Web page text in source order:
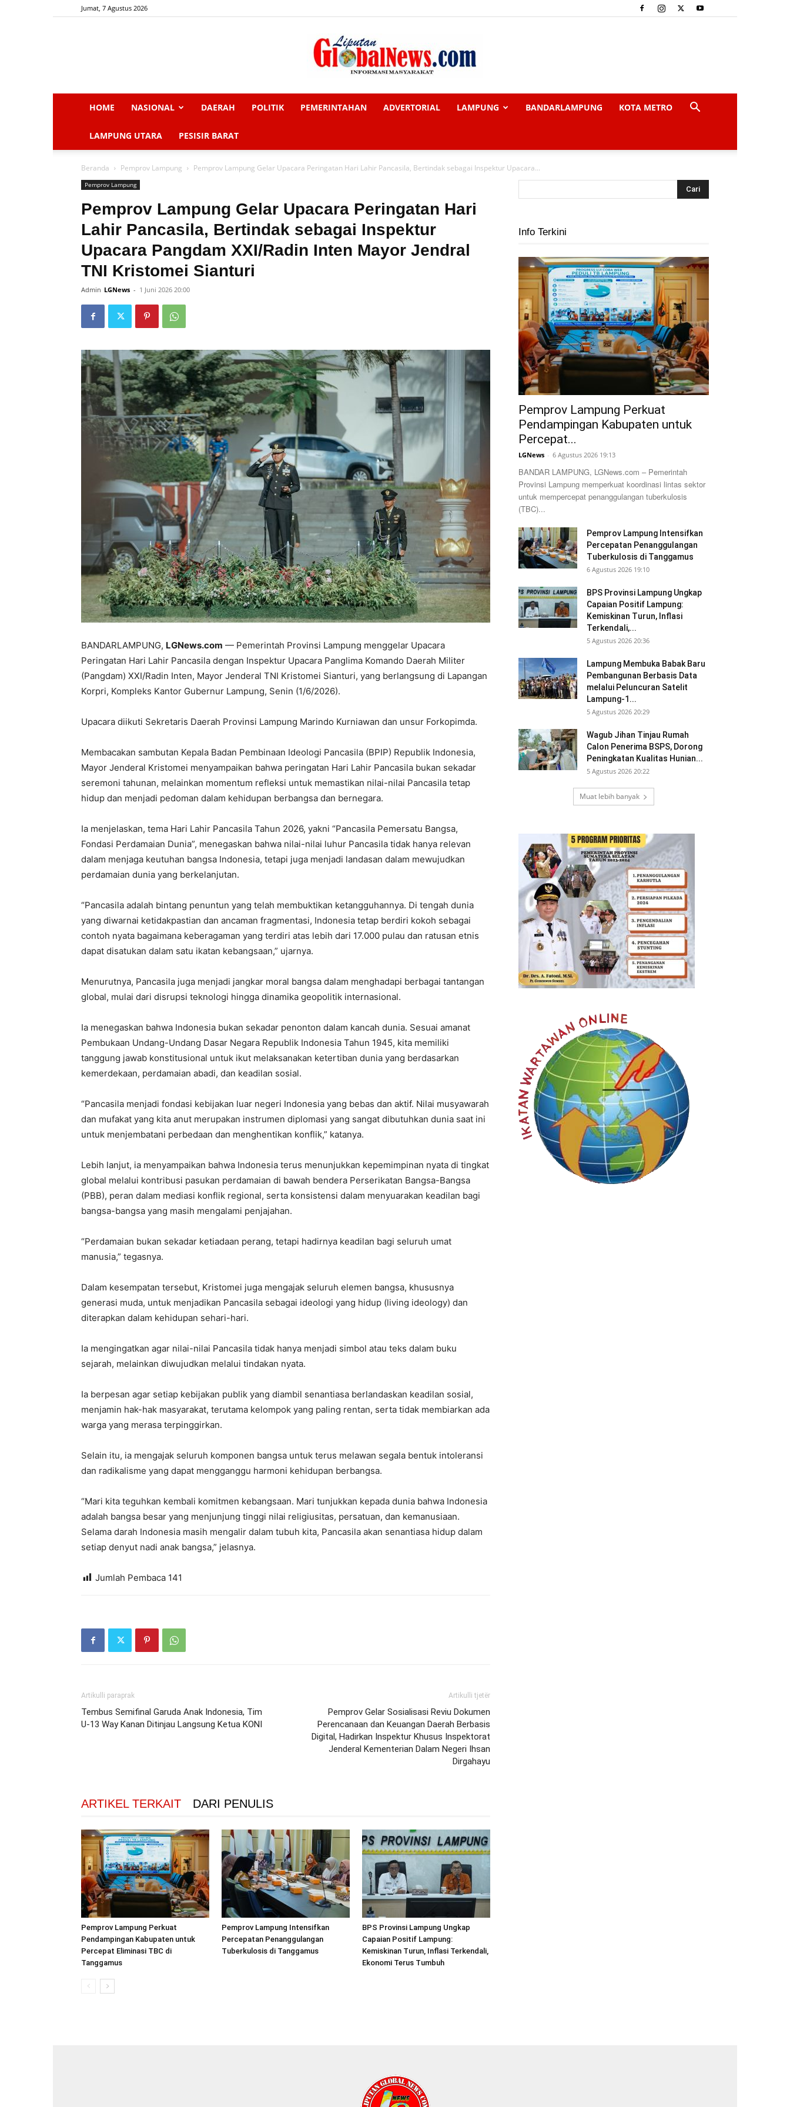
Jumat, 7 Agustus 2026
HOME NASIONAL DAERAH POLITIK PEMERINTAHAN ADVERTORIAL LAMPUNG BANDARLAMPUNG KOTA METRO
LAMPUNG UTARA PESISIR BARAT
Beranda Pemprov Lampung Pemprov Lampung Gelar Upacara Peringatan Hari Lahir Pancasila, Bertindak sebagai Inspektur Upacara...
Pemprov Lampung
Pemprov Lampung Gelar Upacara Peringatan Hari
Lahir Pancasila, Bertindak sebagai Inspektur
Upacara Pangdam XXI/Radin Inten Mayor Jendral
TNI Kristomei Sianturi
Admin LGNews - 1 Juni 2026 20:00
BANDARLAMPUNG, LGNews.com — Pemerintah Provinsi Lampung menggelar Upacara
Peringatan Hari Lahir Pancasila dengan Inspektur Upacara Panglima Komando Daerah Militer
(Pangdam) XXI/Radin Inten, Mayor Jenderal TNI Kristomei Sianturi, yang berlangsung di Lapangan
Korpri, Kompleks Kantor Gubernur Lampung, Senin (1/6/2026).
Upacara diikuti Sekretaris Daerah Provinsi Lampung Marindo Kurniawan dan unsur Forkopimda.
Membacakan sambutan Kepala Badan Pembinaan Ideologi Pancasila (BPIP) Republik Indonesia,
Mayor Jenderal Kristomei menyampaikan bahwa peringatan Hari Lahir Pancasila bukan sekadar
seremoni tahunan, melainkan momentum refleksi untuk memastikan nilai-nilai Pancasila tetap
hidup dan menjadi pedoman dalam kehidupan berbangsa dan bernegara.
Ia menjelaskan, tema Hari Lahir Pancasila Tahun 2026, yakni “Pancasila Pemersatu Bangsa,
Fondasi Perdamaian Dunia”, menegaskan bahwa nilai-nilai luhur Pancasila tidak hanya relevan
dalam menjaga keutuhan bangsa Indonesia, tetapi juga menjadi landasan dalam mewujudkan
perdamaian dunia yang berkelanjutan.
“Pancasila adalah bintang penuntun yang telah membuktikan ketangguhannya. Di tengah dunia
yang diwarnai ketidakpastian dan ancaman fragmentasi, Indonesia tetap berdiri kokoh sebagai
contoh nyata bagaimana keberagaman yang terdiri atas lebih dari 17.000 pulau dan ratusan etnis
dapat disatukan dalam satu ikatan kebangsaan,” ujarnya.
Menurutnya, Pancasila juga menjadi jangkar moral bangsa dalam menghadapi berbagai tantangan
global, mulai dari disrupsi teknologi hingga dinamika geopolitik internasional.
Ia menegaskan bahwa Indonesia bukan sekadar penonton dalam kancah dunia. Sesuai amanat
Pembukaan Undang-Undang Dasar Negara Republik Indonesia Tahun 1945, kita memiliki
tanggung jawab konstitusional untuk ikut melaksanakan ketertiban dunia yang berdasarkan
kemerdekaan, perdamaian abadi, dan keadilan sosial.
“Pancasila menjadi fondasi kebijakan luar negeri Indonesia yang bebas dan aktif. Nilai musyawarah
dan mufakat yang kita anut merupakan instrumen diplomasi yang sangat dibutuhkan dunia saat ini
untuk menjembatani perbedaan dan menghentikan konflik,” katanya.
Lebih lanjut, ia menyampaikan bahwa Indonesia terus menunjukkan kepemimpinan nyata di tingkat
global melalui kontribusi pasukan perdamaian di bawah bendera Perserikatan Bangsa-Bangsa
(PBB), peran dalam mediasi konflik regional, serta konsistensi dalam menyuarakan keadilan bagi
bangsa-bangsa yang masih mengalami penjajahan.
“Perdamaian bukan sekadar ketiadaan perang, tetapi hadirnya keadilan bagi seluruh umat
manusia,” tegasnya.
Dalam kesempatan tersebut, Kristomei juga mengajak seluruh elemen bangsa, khususnya
generasi muda, untuk menjadikan Pancasila sebagai ideologi yang hidup (living ideology) dan
diterapkan dalam kehidupan sehari-hari.
Ia mengingatkan agar nilai-nilai Pancasila tidak hanya menjadi simbol atau teks dalam buku
sejarah, melainkan diwujudkan melalui tindakan nyata.
Ia berpesan agar setiap kebijakan publik yang diambil senantiasa berlandaskan keadilan sosial,
menjamin hak-hak masyarakat, terutama kelompok yang paling rentan, serta tidak membiarkan ada
warga yang merasa terpinggirkan.
Selain itu, ia mengajak seluruh komponen bangsa untuk terus melawan segala bentuk intoleransi
dan radikalisme yang dapat mengganggu harmoni kehidupan berbangsa.
“Mari kita teguhkan kembali komitmen kebangsaan. Mari tunjukkan kepada dunia bahwa Indonesia
adalah bangsa besar yang menjunjung tinggi nilai religiusitas, persatuan, dan kemanusiaan.
Selama darah Indonesia masih mengalir dalam tubuh kita, Pancasila akan senantiasa hidup dalam
setiap denyut nadi anak bangsa,” jelasnya.
Jumlah Pembaca 141
Artikulli paraprak
Tembus Semifinal Garuda Anak Indonesia, Tim
U-13 Way Kanan Ditinjau Langsung Ketua KONI
Artikulli tjetër
Pemprov Gelar Sosialisasi Reviu Dokumen
Perencanaan dan Keuangan Daerah Berbasis
Digital, Hadirkan Inspektur Khusus Inspektorat
Jenderal Kementerian Dalam Negeri Ihsan
Dirgahayu
ARTIKEL TERKAIT DARI PENULIS
Pemprov Lampung Perkuat
Pendampingan Kabupaten untuk
Percepat Eliminasi TBC di
Tanggamus
Pemprov Lampung Intensifkan
Percepatan Penanggulangan
Tuberkulosis di Tanggamus
BPS Provinsi Lampung Ungkap
Capaian Positif Lampung:
Kemiskinan Turun, Inflasi Terkendali,
Ekonomi Terus Tumbuh
Info Terkini
Pemprov Lampung Perkuat
Pendampingan Kabupaten untuk
Percepat...
LGNews - 6 Agustus 2026 19:13
BANDAR LAMPUNG, LGNews.com – Pemerintah
Provinsi Lampung memperkuat koordinasi lintas sektor
untuk mempercepat penanggulangan tuberkulosis
(TBC)...
Pemprov Lampung Intensifkan
Percepatan Penanggulangan
Tuberkulosis di Tanggamus
6 Agustus 2026 19:10
BPS Provinsi Lampung Ungkap
Capaian Positif Lampung:
Kemiskinan Turun, Inflasi
Terkendali,...
5 Agustus 2026 20:36
Lampung Membuka Babak Baru
Pembangunan Berbasis Data
melalui Peluncuran Satelit
Lampung-1...
5 Agustus 2026 20:29
Wagub Jihan Tinjau Rumah
Calon Penerima BSPS, Dorong
Peningkatan Kualitas Hunian...
5 Agustus 2026 20:22
Muat lebih banyak